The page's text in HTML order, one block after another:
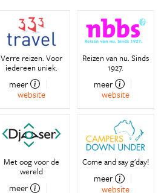
Verre reizen. Voor
iedereen uniek.
meer
website
Reizen van nu. Sinds
1927.
meer
website
Met oog voor de
wereld
meer
Come and say g'day!
meer
website